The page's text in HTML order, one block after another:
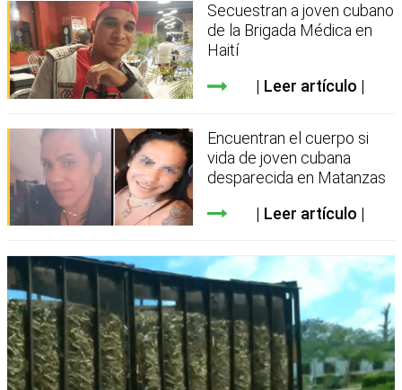
Secuestran a joven cubano
de la Brigada Médica en
Haití
Leer artículo
Encuentran el cuerpo si
vida de joven cubana
desparecida en Matanzas
Leer artículo